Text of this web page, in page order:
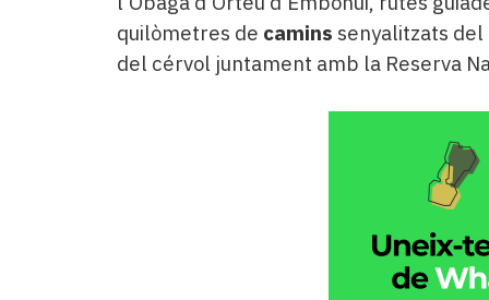
quilòmetres de camins senyalitzats
del cérvol juntament amb la Reserva